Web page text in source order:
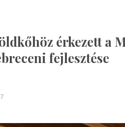
érkezett a
fejlesztése